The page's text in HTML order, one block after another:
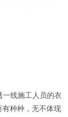
一线施工人员的衣
有种种，无不体现